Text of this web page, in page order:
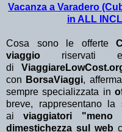
Vacanza a Varadero
in ALL
Cosa sono le offerte
viaggio riservati
di
con BorsaViaggi,
sempre specializzata in
breve, rappresentano
aiviaggiatori
dimestichezza sul web